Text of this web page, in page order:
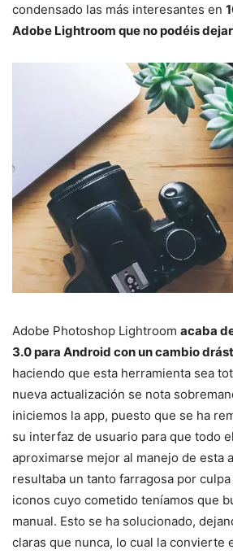
condensado las más interesantes en
Adobe Lightroom que no podéis
Adobe Photoshop Lightroom acaba
3.0 para Android con un cambio
haciendo que esta herramienta sea
nueva actualización se nota
iniciemos la app, puesto que se ha
su interfaz de usuario para que todo
aproximarse mejor al manejo de esta
resultaba un tanto farragosa por
iconos cuyo cometido teníamos que
manual. Esto se ha solucionado,
claras que nunca, lo cual la convierte